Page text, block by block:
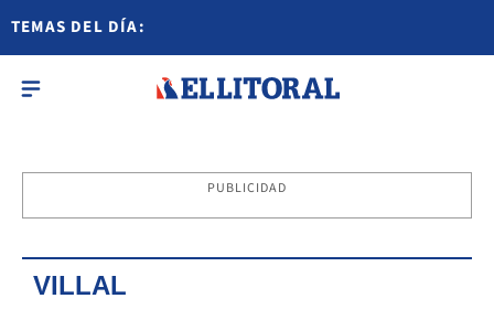
TEMAS DEL DÍA:
PUBLICIDAD
VILLAL